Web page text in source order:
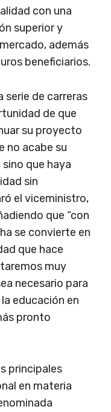
con una
superior y
además
beneficiarios.
serie de carreras
de que
su proyecto
no acabe su
que haya
sin
el viceministro,
que “con
se convierte en
que hace
muy
necesario para
educación en
pronto
principales
en materia